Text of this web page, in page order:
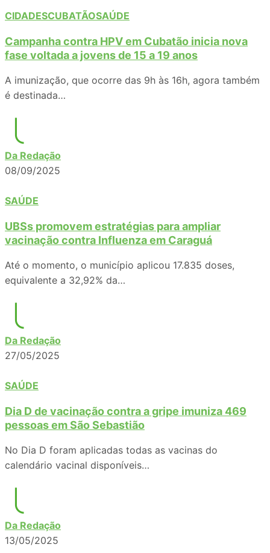
CIDADESCUBATÃOSAÚDE
Campanha contra HPV em Cubatão inicia nova
fase voltada a jovens de 15 a 19 anos
A imunização, que ocorre das 9h às 16h, agora também
é destinada…
Da Redação
08/09/2025
SAÚDE
UBSs promovem estratégias para ampliar
vacinação contra Influenza em Caraguá
Até o momento, o município aplicou 17.835 doses,
equivalente a 32,92% da…
Da Redação
27/05/2025
SAÚDE
Dia D de vacinação contra a gripe imuniza 469
pessoas em São Sebastião
No Dia D foram aplicadas todas as vacinas do
calendário vacinal disponíveis…
Da Redação
13/05/2025